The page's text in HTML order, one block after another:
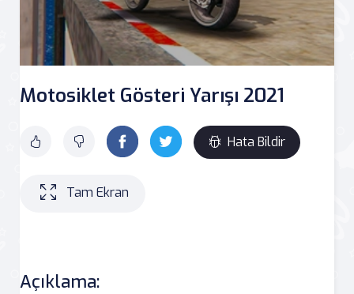
Motosiklet Gösteri Yarışı 2021
Hata Bildir
Tam Ekran
Açıklama: